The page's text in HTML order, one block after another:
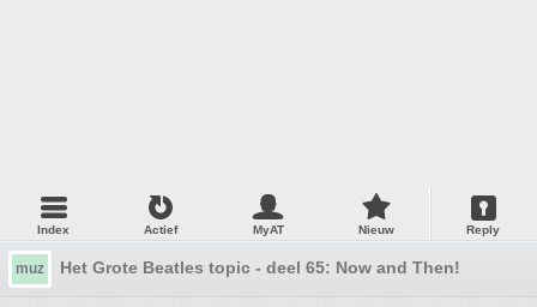
Index Actief MyAT Nieuw Reply
muz Het Grote Beatles topic - deel 65: Now and Then!